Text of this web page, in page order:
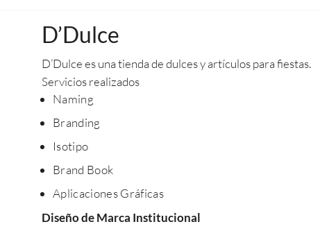
D’Dulce
D’Dulce es una tienda de dulces y artículos para fiestas.
Servicios realizados
Naming
Branding
Isotipo
Brand Book
Aplicaciones Gráficas
Diseño de Marca Institucional